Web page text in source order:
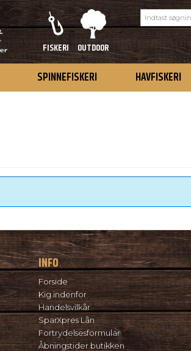
FISKERI OUTDOOR
SPINNEFISKERI HAVFISKERI
INFO
Forside
Kig indenfor
Handelsvilkår
SparXpres Lån
Fortrydelsesformular
Åbningstider butikken